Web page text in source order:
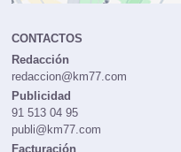
CONTACTOS
Redacción
redaccion@km77.com
Publicidad
91 513 04 95
publi@km77.com
Facturación